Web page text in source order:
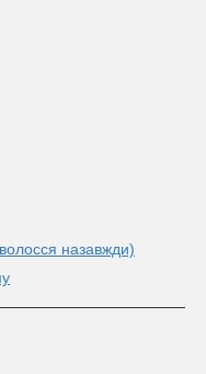
назавжди)